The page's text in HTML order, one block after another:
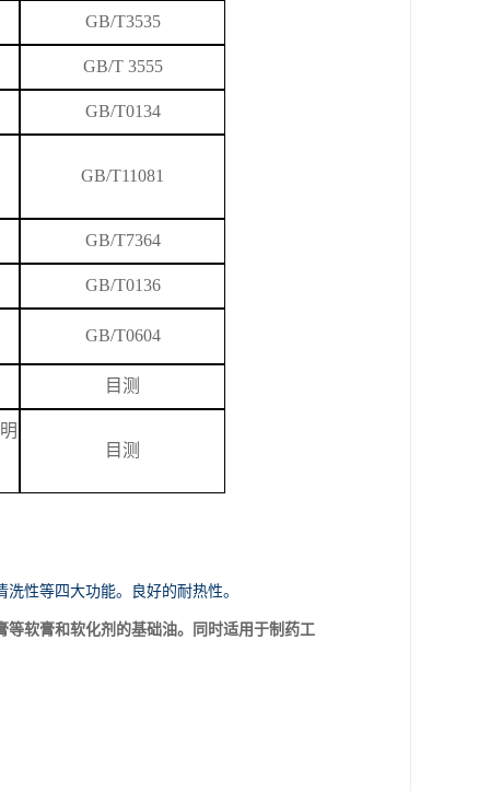
GB/T3535
GB/T 3555
GB/T0134
GB/T11081
GB/T7364
GB/T0136
GB/T0604
目测
目测
性等四大功能。良好的耐热性。
软膏和软化剂的基础油。同时适用于制药工